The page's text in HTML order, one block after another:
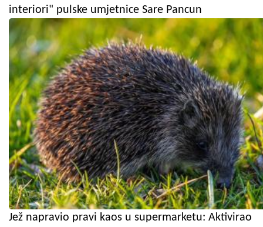
interiori" pulske umjetnice Sare Pancun
Jež napravio pravi kaos u supermarketu: Aktivirao